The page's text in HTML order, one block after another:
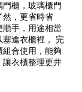
櫃，玻璃櫃門
然，更省時省
順手，用途相當
塞進衣櫃裡， 完
合使用，能夠
讓衣櫃整理更井